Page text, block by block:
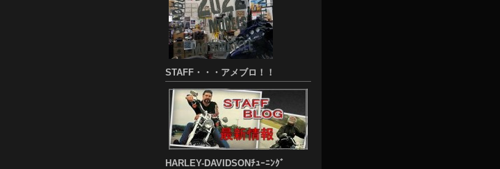
STAFF・・・アメブロ！！
HARLEY-DAVIDSONﾁｭｰﾆﾝｸﾞ